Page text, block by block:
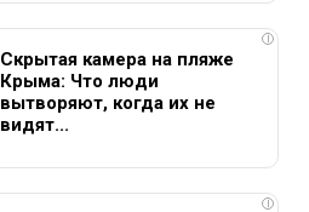
i
Скрытая камера на пляже
Крыма: Что люди
вытворяют, когда их не
видят...
i